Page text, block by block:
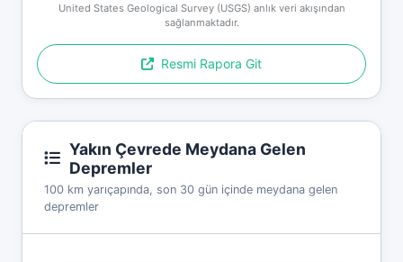
United States Geological Survey (USGS) anlık veri akışından
sağlanmaktadır.
Resmi Rapora Git
Yakın Çevrede Meydana Gelen
Depremler
100 km yarıçapında, son 30 gün içinde meydana gelen
depremler